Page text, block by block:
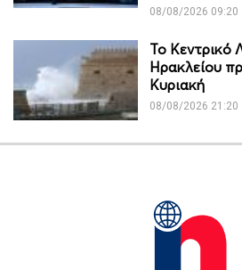
08/08/2026 09:20
Το Κεντρικό
Ηρακλείου
Κυριακή
08/08/2026 21:20